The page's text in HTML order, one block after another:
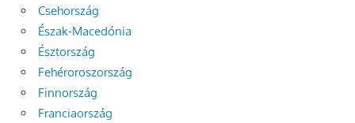
Csehország
Észak-Macedónia
Észtország
Fehéroroszország
Finnország
Franciaország